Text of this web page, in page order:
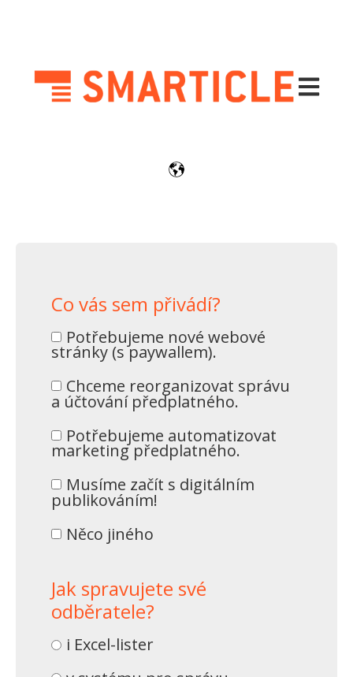
Otevřít
Co vás sem přivádí?
Potřebujeme nové webové
stránky (s paywallem).
Chceme reorganizovat správu
a účtování předplatného.
Potřebujeme automatizovat
marketing předplatného.
Musíme začít s digitálním
publikováním!
Něco jiného
Jak spravujete své
odběratele?
i Excel-lister